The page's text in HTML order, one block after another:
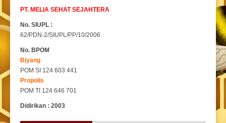
PT. MELIA SEHAT SEJAHTERA
No. SIUPL :
62/PDN-2/SIUPL/PP/10/2006
No. BPOM
Biyang
POM SI 124 603 441
Propolis
POM TI 124 646 701
Didirikan : 2003